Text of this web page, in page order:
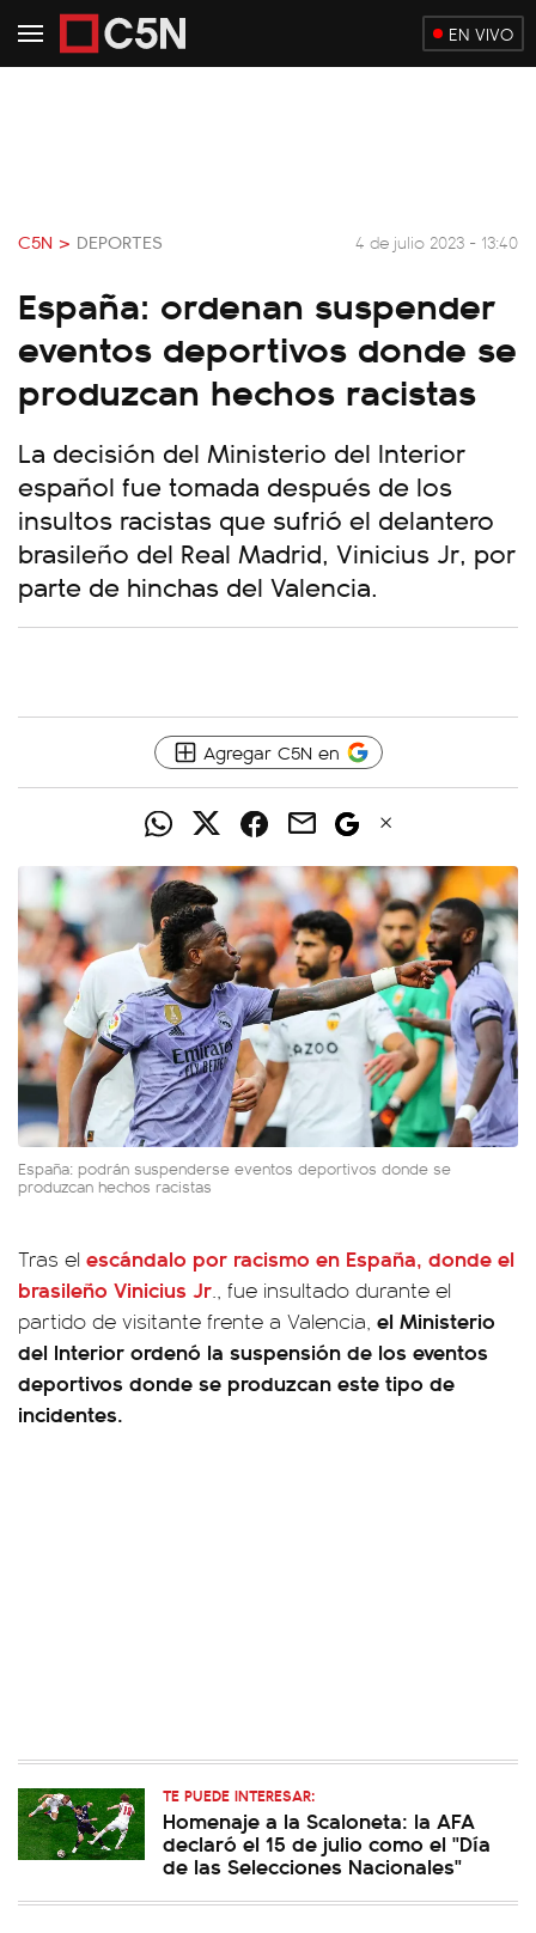
EN VIVO
C5N > DEPORTES 4 de julio 2023 - 13:40
España: ordenan suspender
eventos deportivos donde se
produzcan hechos racistas
La decisión del Ministerio del Interior
español fue tomada después de los
insultos racistas que sufrió el delantero
brasileño del Real Madrid, Vinicius Jr, por
parte de hinchas del Valencia.
Agregar C5N en
España: podrán suspenderse eventos deportivos donde se
produzcan hechos racistas
Tras el escándalo por racismo en España, donde el
brasileño Vinicius Jr., fue insultado durante el
partido de visitante frente a Valencia, el Ministerio
del Interior ordenó la suspensión de los eventos
deportivos donde se produzcan este tipo de
incidentes.
TE PUEDE INTERESAR:
Homenaje a la Scaloneta: la AFA
declaró el 15 de julio como el "Día
de las Selecciones Nacionales"